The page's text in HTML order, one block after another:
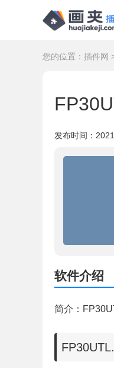
您的位置： 插件网
发布时间：
软件介绍
简介：